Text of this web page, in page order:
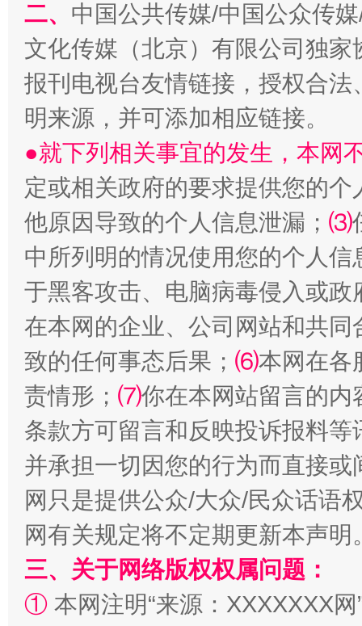
“刷贴”乱象丛生
生
揭批美国五大"原罪" "炒
解纷+调解+退费，一次搞定
二、 中国公共传媒/中国公众传
文化传媒（北京）有限公司独
报刊电视台友情链接，授权合
明来源，并可添加相应链接。
●就下列相关事宜的发生，本网
定或相关政府的要求提供您的个
他原因导致的个人信息泄漏； ⑶
中所列明的情况使用您的个人
于黑客攻击、电脑病毒侵入或
在本网的企业、公司网站和共
致的任何事态后果； ⑹本网在各
责情形； ⑺你在本网站留言的内
条款方可留言和反映投诉报料
并承担一切因您的行为而直接
网只是提供公众/大众/民众话语
网有关规定将不定期更新本声明
三、关于网络版权权属问题：
① 本网注明“来源：XXXXXXX